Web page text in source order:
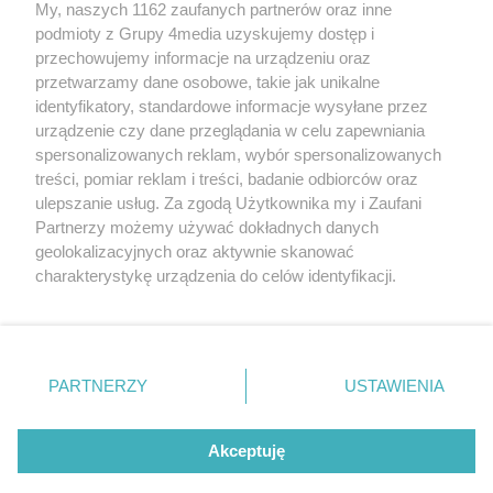
Redakcja Reklama Prywatność
Praca Łódź
the:protocol
Facebook.com
Youtube.com
My, naszych 1162 zaufanych partnerów oraz inne
podmioty z Grupy 4media uzyskujemy dostęp i
przechowujemy informacje na urządzeniu oraz
przetwarzamy dane osobowe, takie jak unikalne
identyfikatory, standardowe informacje wysyłane przez
urządzenie czy dane przeglądania w celu zapewniania
spersonalizowanych reklam, wybór spersonalizowanych
treści, pomiar reklam i treści, badanie odbiorców oraz
ulepszanie usług. Za zgodą Użytkownika my i Zaufani
Partnerzy możemy używać dokładnych danych
geolokalizacyjnych oraz aktywnie skanować
charakterystykę urządzenia do celów identyfikacji.
zmienić/wycofać klikając przycisk ustawień prywatności
znajdujący się w lewym dolnym rogu strony
. Niektóre
użytkownika, ale masz prawo sprzeciwić się takiemu
przetwarzaniu. Preferencje będą miały zastosowania tylko
PARTNERZY USTAWIENIA
Akceptuję